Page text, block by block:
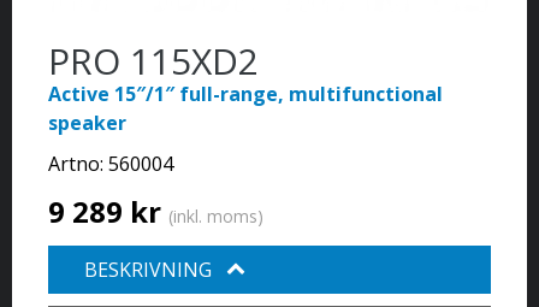
PRO 115XD2
Active 15″/1″ full-range, multifunctional
speaker
Artno: 560004
9 289 kr (inkl. moms)
BESKRIVNING